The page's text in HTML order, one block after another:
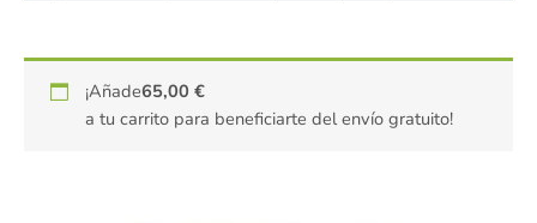
¡Añade65,00€
a tu carrito para beneficiarte del envío gratuito!